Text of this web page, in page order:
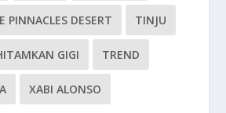
PINNACLES DESERT TINJU
GIGI TREND
XABI ALONSO